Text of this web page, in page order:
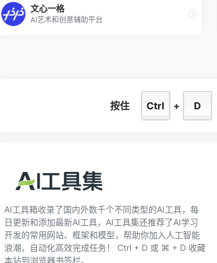
文心一格
AI艺术和创意辅助平台
按住 Ctrl + D
AI工具箱收录了国内外数千个不同类型的AI工具，每
日更新和添加最新AI工具，AI工具集还推荐了AI学习
开发的常用网站、框架和模型，帮助你加入人工智能
浪潮，自动化高效完成任务！ Ctrl + D 或 ⌘ + D 收藏
本站到浏览器书签栏。